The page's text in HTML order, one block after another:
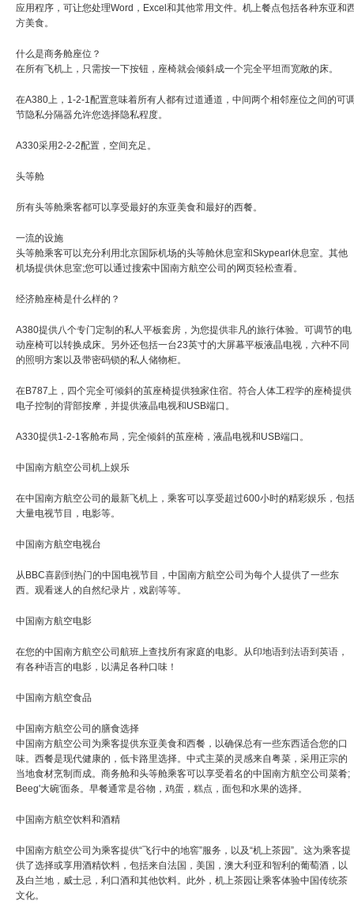
应用程序，可让您处理Word，Excel和其他常用文件。机上餐点包括各种东亚和
方美食。
什么是商务舱座位？
在所有飞机上，只需按一下按钮，座椅就会倾斜成一个完全平坦而宽敞的床。
在A380上，1-2-1配置意味着所有人都有过道通道，中间两个相邻座位之间的可
节隐私分隔器允许您选择隐私程度。
A330采用2-2-2配置，空间充足。
头等舱
所有头等舱乘客都可以享受最好的东亚美食和最好的西餐。
一流的设施
头等舱乘客可以充分利用北京国际机场的头等舱休息室和Skypearl休息室。其他
机场提供休息室;您可以通过搜索中国南方航空公司的网页轻松查看。
经济舱座椅是什么样的？
A380提供八个专门定制的私人平板套房，为您提供非凡的旅行体验。可调节的电
动座椅可以转换成床。另外还包括一台23英寸的大屏幕平板液晶电视，六种不同
的照明方案以及带密码锁的私人储物柜。
在B787上，四个完全可倾斜的茧座椅提供独家住宿。符合人体工程学的座椅提供
电子控制的背部按摩，并提供液晶电视和USB端口。
A330提供1-2-1客舱布局，完全倾斜的茧座椅，液晶电视和USB端口。
中国南方航空公司机上娱乐
在中国南方航空公司的最新飞机上，乘客可以享受超过600小时的精彩娱乐，包括
大量电视节目，电影等。
中国南方航空电视台
从BBC喜剧到热门的中国电视节目，中国南方航空公司为每个人提供了一些东
西。观看迷人的自然纪录片，戏剧等等。
中国南方航空电影
在您的中国南方航空公司航班上查找所有家庭的电影。从印地语到法语到英语，
有各种语言的电影，以满足各种口味！
中国南方航空食品
中国南方航空公司的膳食选择
中国南方航空公司为乘客提供东亚美食和西餐，以确保总有一些东西适合您的口
味。西餐是现代健康的，低卡路里选择。中式主菜的灵感来自粤菜，采用正宗的
当地食材烹制而成。商务舱和头等舱乘客可以享受着名的中国南方航空公司菜肴;
Beeg'大碗'面条。早餐通常是谷物，鸡蛋，糕点，面包和水果的选择。
中国南方航空饮料和酒精
中国南方航空公司为乘客提供“飞行中的地窖”服务，以及“机上茶园”。这为乘客提
供了选择或享用酒精饮料，包括来自法国，美国，澳大利亚和智利的葡萄酒，以
及白兰地，威士忌，利口酒和其他饮料。此外，机上茶园让乘客体验中国传统茶
文化。